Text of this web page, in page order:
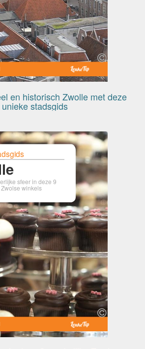
en historisch Zwolle met deze
unieke stadsgids
sfeer in deze 9
winkels